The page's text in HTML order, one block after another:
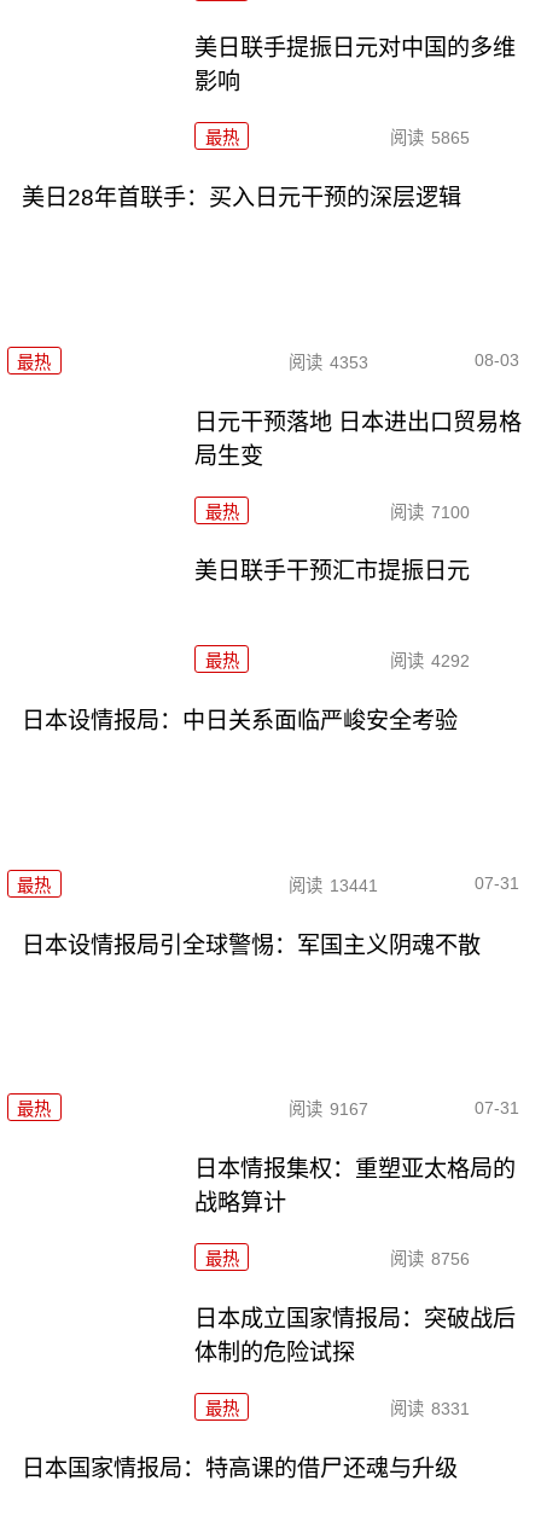
美日联手提振日元对中国的多维
影响
最热 阅读 5865
美日28年首联手：买入日元干预的深层逻辑
最热 阅读 4353 08-03
日元干预落地 日本进出口贸易格
局生变
最热 阅读 7100
美日联手干预汇市提振日元
最热 阅读 4292
日本设情报局：中日关系面临严峻安全考验
最热 阅读 13441 07-31
日本设情报局引全球警惕：军国主义阴魂不散
最热 阅读 9167 07-31
日本情报集权：重塑亚太格局的
战略算计
最热 阅读 8756
日本成立国家情报局：突破战后
体制的危险试探
最热 阅读 8331
日本国家情报局：特高课的借尸还魂与升级